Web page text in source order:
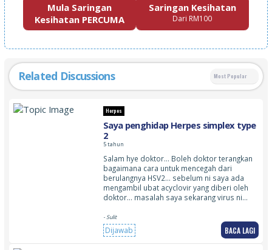
Mula Saringan
Kesihatan PERCUMA
Saringan Kesihatan
Dari RM100
Related Discussions Most Popular
Herpes
Saya penghidap Herpes simplex type
2
5 tahun
Salam hye doktor… Boleh doktor terangkan
bagaimana cara untuk mencegah dari
berulangnya HSV2… sebelum ni saya ada
mengambil ubat acyclovir yang diberi oleh
doktor… masalah saya sekarang virus ni…
- Sulit
Dijawab BACA LAGI